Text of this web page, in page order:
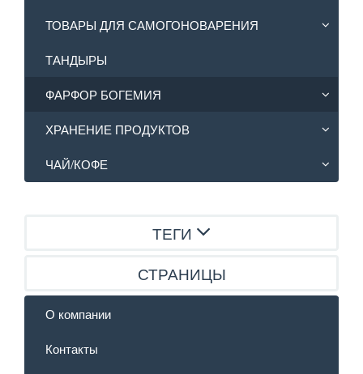
ТОВАРЫ ДЛЯ САМОГОНОВАРЕНИЯ
ТАНДЫРЫ
ФАРФОР БОГЕМИЯ
ХРАНЕНИЕ ПРОДУКТОВ
ЧАЙ/КОФЕ
ТЕГИ
СТРАНИЦЫ
О компании
Контакты